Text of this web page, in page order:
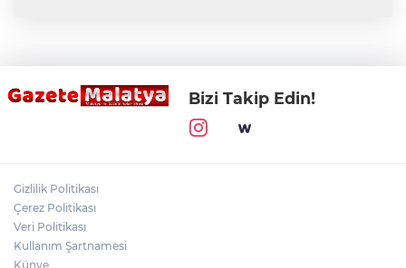
Bizi Takip Edin!
Gizlilik Politikası
Çerez Politikası
Veri Politikası
Kullanım Şartnamesi
Künye